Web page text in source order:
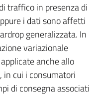
traffico in presenza di
i dati sono affetti
generalizzata. In
variazionale
anche allo
cui i consumatori
di consegna associati